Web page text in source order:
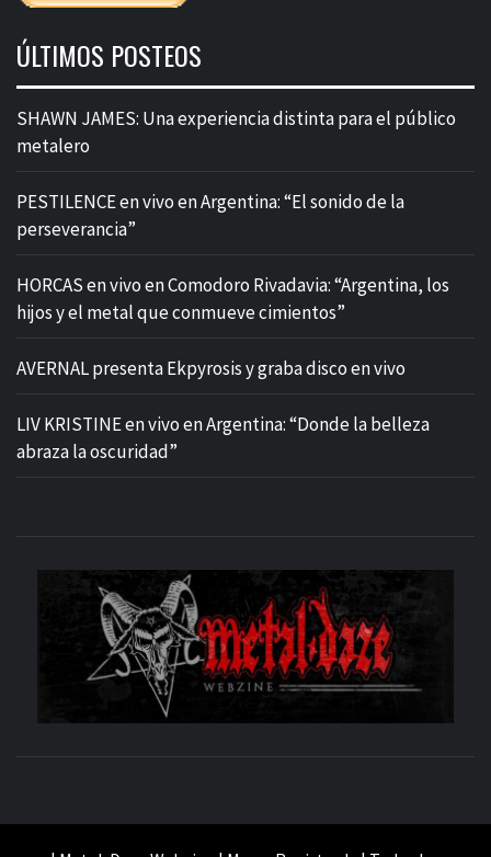
ÚLTIMOS POSTEOS
SHAWN JAMES: Una experiencia distinta para el público
metalero
PESTILENCE en vivo en Argentina: “El sonido de la
perseverancia”
HORCAS en vivo en Comodoro Rivadavia: “Argentina, los
hijos y el metal que conmueve cimientos”
AVERNAL presenta Ekpyrosis y graba disco en vivo
LIV KRISTINE en vivo en Argentina: “Donde la belleza
abraza la oscuridad”